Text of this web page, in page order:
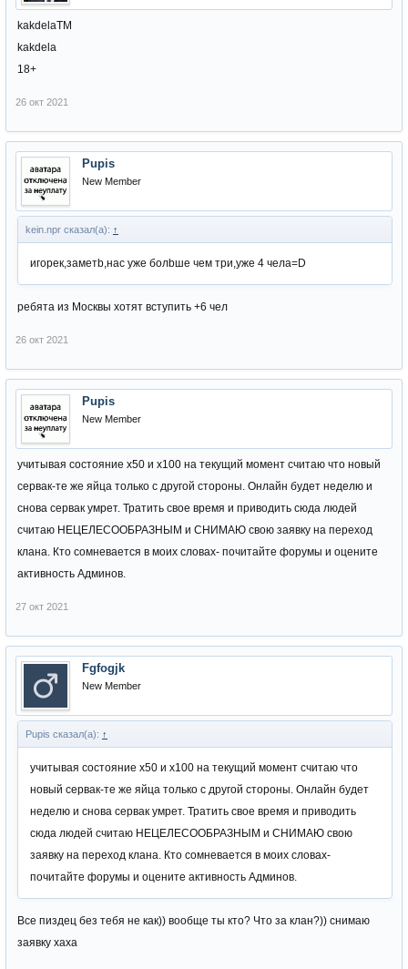
kakdelaTM
kakdela
18+
26 окт 2021
Pupis
New Member
kein.npr сказал(а): ↑
игорек,заметb,нас уже болbше чем три,уже 4 чела=D
ребята из Москвы хотят вступить +6 чел
26 окт 2021
Pupis
New Member
учитывая состояние х50 и х100 на текущий момент считаю что новый
сервак-те же яйца только с другой стороны. Онлайн будет неделю и
снова сервак умрет. Тратить свое время и приводить сюда людей
считаю НЕЦЕЛЕСООБРАЗНЫМ и СНИМАЮ свою заявку на переход
клана. Кто сомневается в моих словах- почитайте форумы и оцените
активность Админов.
27 окт 2021
Fgfogjk
New Member
Pupis сказал(а): ↑
учитывая состояние х50 и х100 на текущий момент считаю что
новый сервак-те же яйца только с другой стороны. Онлайн будет
неделю и снова сервак умрет. Тратить свое время и приводить
сюда людей считаю НЕЦЕЛЕСООБРАЗНЫМ и СНИМАЮ свою
заявку на переход клана. Кто сомневается в моих словах-
почитайте форумы и оцените активность Админов.
Все пиздец без тебя не как)) вообще ты кто? Что за клан?)) снимаю
заявку хаха